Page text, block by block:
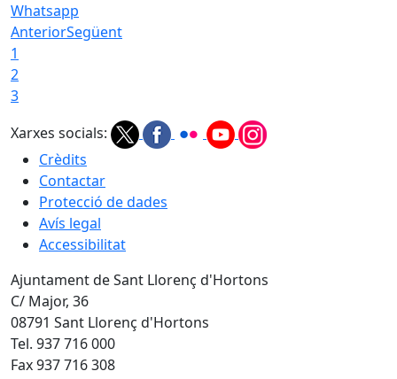
Whatsapp
AnteriorSegüent
1
2
3
Xarxes socials:
Crèdits
Contactar
Protecció de dades
Avís legal
Accessibilitat
Ajuntament de Sant Llorenç d'Hortons
C/ Major, 36
08791 Sant Llorenç d'Hortons
Tel. 937 716 000
Fax 937 716 308